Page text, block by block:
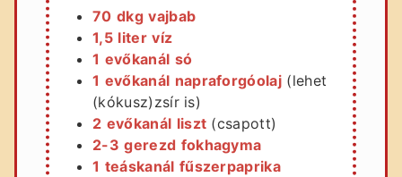
70 dkg vajbab
1,5 liter víz
1 evőkanál só
1 evőkanál napraforgóolaj (lehet
(kókusz)zsír is)
2 evőkanál liszt (csapott)
2-3 gerezd fokhagyma
1 teáskanál fűszerpaprika